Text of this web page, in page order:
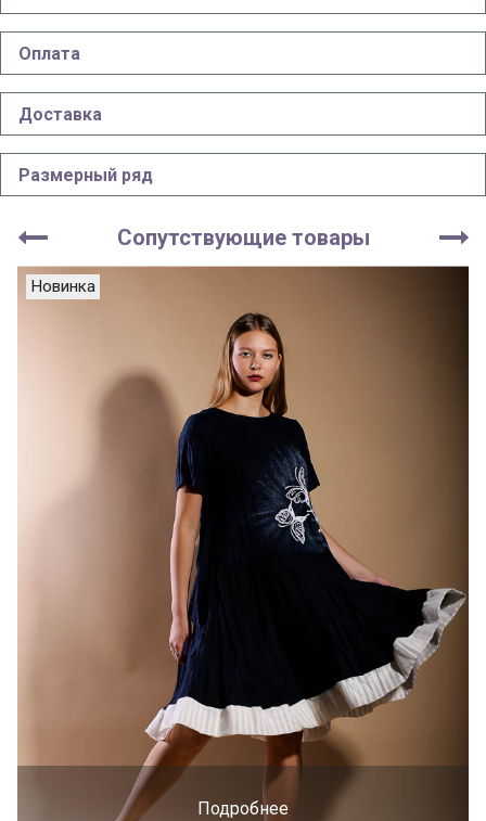
Оплата
Доставка
Размерный ряд
Сопутствующие товары
Подробнее
Новинка